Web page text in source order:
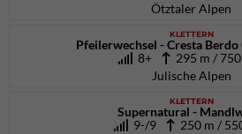
Ötztaler Alpen
KLETTERN
Pfeilerwechsel - Cresta
8+
295 m /
Julische Alpen
KLETTERN
Supernatural -
9-/9
250 m /